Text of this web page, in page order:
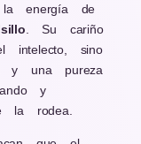
la energía de
. Su cariño
sino
y una pureza
y
la rodea.